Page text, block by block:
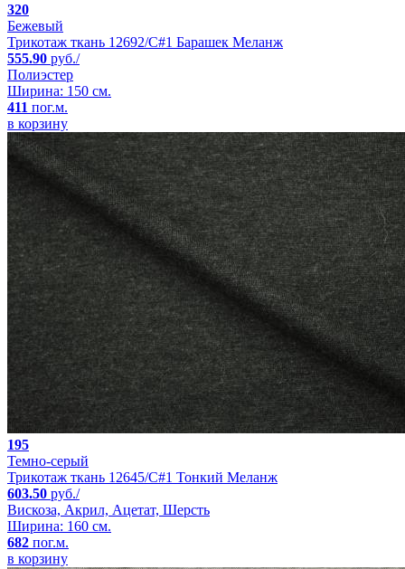
320
Бежевый
Трикотаж ткань 12692/C#1 Барашек Меланж
555.90 руб./
Полиэстер
Ширина: 150 см.
411 пог.м.
в корзину
195
Темно-серый
Трикотаж ткань 12645/С#1 Тонкий Меланж
603.50 руб./
Вискоза, Акрил, Ацетат, Шерсть
Ширина: 160 см.
682 пог.м.
в корзину